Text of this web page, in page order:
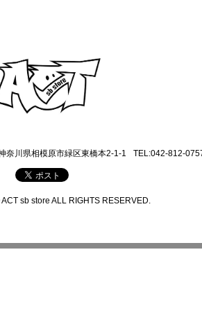
奈川県相模原市緑区東橋本2-1-1 TEL:042-812-
sb store ALL RIGHTS RESERVED.